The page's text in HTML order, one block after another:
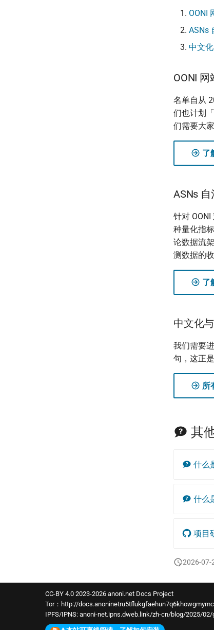
OONI
ASNs
中文
OONI
名单自从
们也计划
们需要大
了
ASNs
针对
种量化指
论数据流
测数据的收
了
中文化
我们需要
句，这正
所
其
什么
什么
项目
2026-07-
CC-BY 4.0 2023-2026 anoni.net Docs Project
Tor： http://
IPFS/IPNS: anoni-net.ipns.dweb.link/zh-cn/blog/2025/